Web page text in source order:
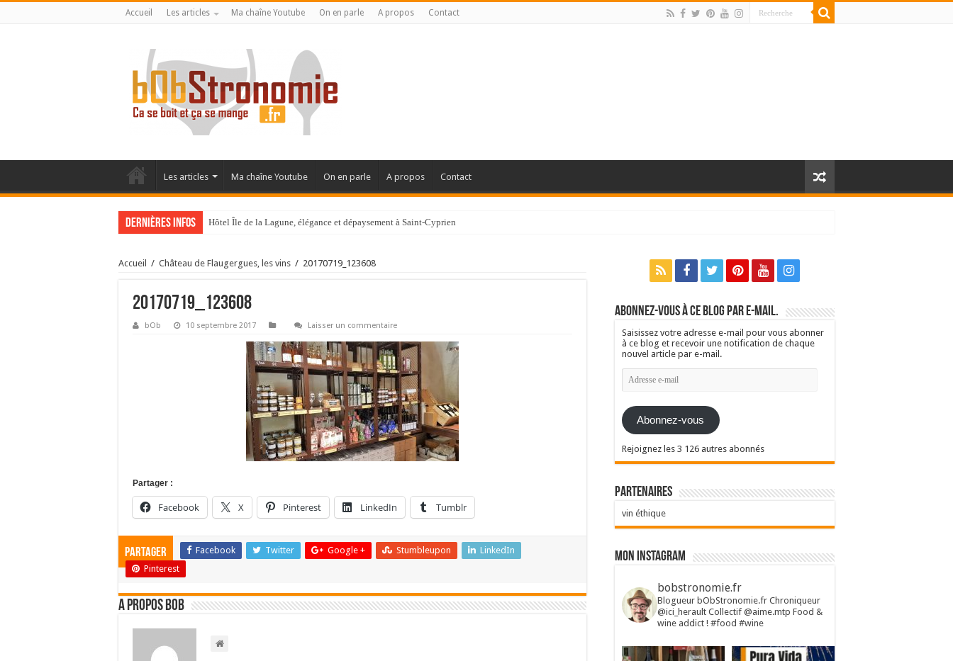
Accueil Les articles Ma chaîne Youtube On en parle A propos Contact
Les articles Ma chaîne Youtube On en parle A propos Contact
Dernières infos Hôtel Île de la Lagune, élégance et dépaysement à Saint-Cyprien
La Villa Duflot, pépite perpignanaise
Accueil / Château de Flaugergues, les vins / 20170719_123608
20170719_123608
bOb 10 septembre 2017 Laisser un commentaire
Partager :
Facebook X Pinterest LinkedIn Tumblr
Partager Facebook Twitter Google + Stumbleupon
LinkedIn
Pinterest
A propos bOb
Abonnez-vous à ce blog par e-mail.
Saisissez votre adresse e-mail pour vous abonner
à ce blog et recevoir une notification de chaque
nouvel article par e-mail.
Adresse
e-
Abonnez-vous
Rejoignez les 3 126 autres abonnés
Partenaires
vin éthique
Mon Instagram
bobstronomie.fr
Blogueur bObStronomie.fr Chroniqueur
@ici_herault Collectif @aime.mtp Food &
wine addict ! #food #wine